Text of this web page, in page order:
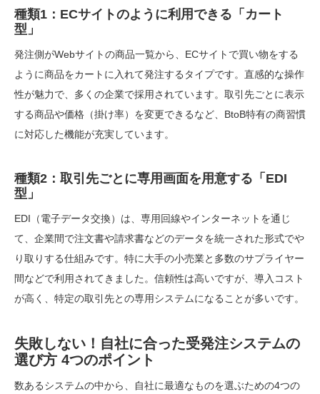
種類1：ECサイトのように利用できる「カート
型」
発注側がWebサイトの商品一覧から、ECサイトで買い物をする
ように商品をカートに入れて発注するタイプです。直感的な操作
性が魅力で、多くの企業で採用されています。取引先ごとに表示
する商品や価格（掛け率）を変更できるなど、BtoB特有の商習慣
に対応した機能が充実しています。
種類2：取引先ごとに専用画面を用意する「EDI
型」
EDI（電子データ交換）は、専用回線やインターネットを通じ
て、企業間で注文書や請求書などのデータを統一された形式でや
り取りする仕組みです。特に大手の小売業と多数のサプライヤー
間などで利用されてきました。信頼性は高いですが、導入コスト
が高く、特定の取引先との専用システムになることが多いです。
失敗しない！自社に合った受発注システムの
選び方 4つのポイント
数あるシステムの中から、自社に最適なものを選ぶための4つの